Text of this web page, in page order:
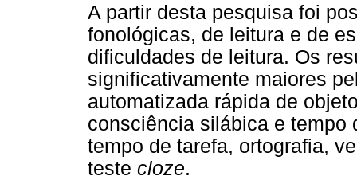
A partir desta pesquisa foi
fonológicas, de leitura e de
dificuldades de leitura. Os
significativamente maiores
automatizada rápida de
consciência silábica e tempo
tempo de tarefa, ortografia,
teste cloze.